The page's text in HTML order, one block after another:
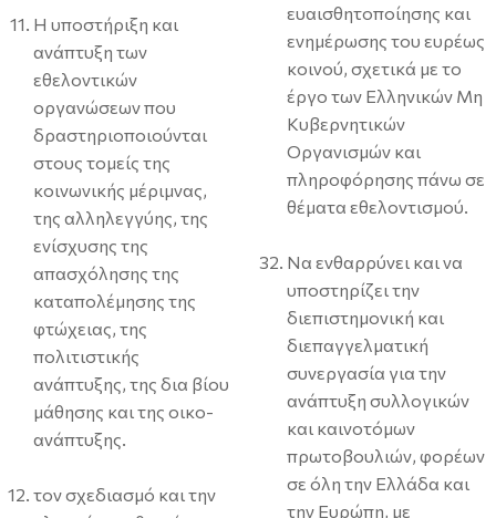
Η υποστήριξη και
ανάπτυξη των
εθελοντικών
οργανώσεων που
δραστηριοποιούνται
στους τομείς της
κοινωνικής μέριμνας,
της αλληλεγγύης, της
ενίσχυσης της
απασχόλησης της
καταπολέμησης της
φτώχειας, της
πολιτιστικής
ανάπτυξης, της δια βίου
μάθησης και της οικο-
ανάπτυξης.
τον σχεδιασμό και την
ευαισθητοποίησης και
ενημέρωσης του ευρέως
κοινού, σχετικά με το
έργο των Ελληνικών Μη
Κυβερνητικών
Οργανισμών και
πληροφόρησης πάνω σε
θέματα εθελοντισμού.
Να ενθαρρύνει και να
υποστηρίζει την
διεπιστημονική και
διεπαγγελματική
συνεργασία για την
ανάπτυξη συλλογικών
και καινοτόμων
πρωτοβουλιών, φορέων
σε όλη την Ελλάδα και
την Ευρώπη, με